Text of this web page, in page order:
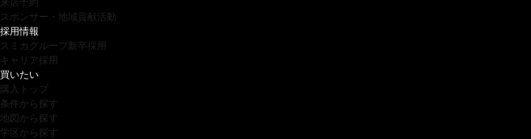
来店予約
スポンサー・地域貢献活動
採用情報
スミカグループ新卒採用
キャリア採用
買いたい
購入トップ
条件から探す
地図から探す
学区から探す